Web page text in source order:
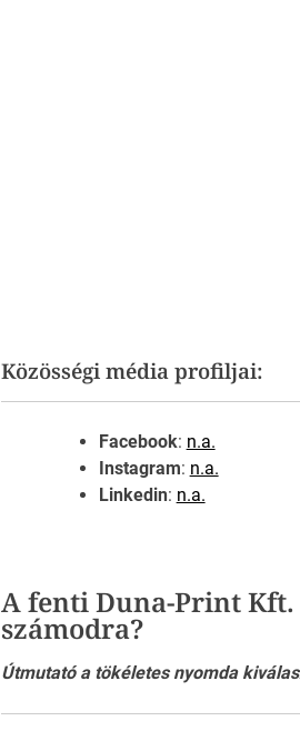
Közösségi média profiljai:
Facebook: n.a.
Instagram: n.a.
Linkedin: n.a.
A fenti Duna-Print
számodra?
Útmutató a tökéletes nyomda